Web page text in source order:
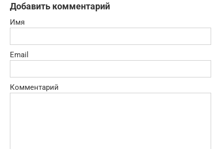
Добавить комментарий
Имя
Email
Комментарий